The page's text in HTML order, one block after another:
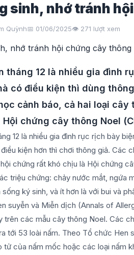
sinh, nhớ tránh
Quỳnh📅 01/06/2025👁️ 271 lượt xem
tháng 12 là nhiều gia đình
có điều kiện thì dùng
cảnh báo, cả hai loại
Hội chứng cây thông Noel
12 là nhiều gia đình rục rịch bày
kiện hơn thì chơi thông giả. Các
chứng rất khó chịu là Hội chứng
triệu chứng: chảy nước mắt, ngứa
ký sinh, và ít hơn là với bui và
suyễn và Miễn dịch (Annals of
trên các mẫu cây thông Noel. Các
tới 53 loài nấm. Theo Tổ chức Hen
tử của nấm mốc hoặc các loại nấm